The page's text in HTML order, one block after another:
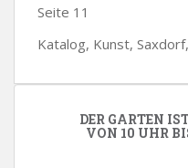
Seite 11
Katalog, Kunst,
DER GARTEN
VON 10 UHR